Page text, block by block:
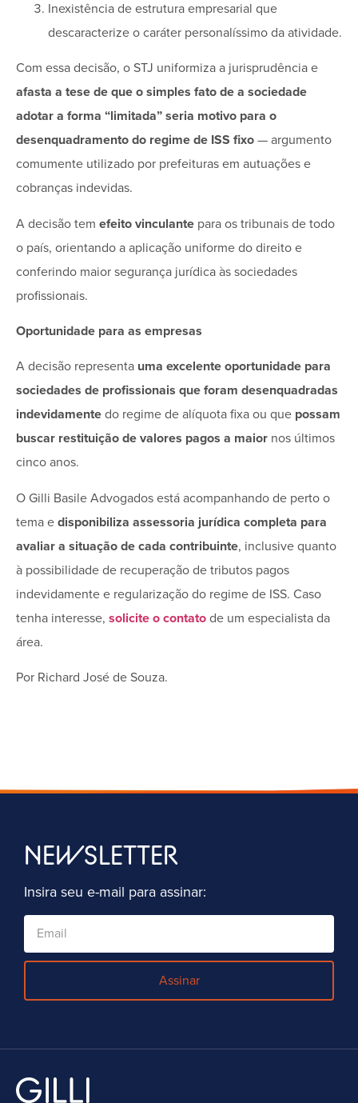
Inexistência de estrutura empresarial que
descaracterize o caráter personalíssimo da atividade.
Com essa decisão, o STJ uniformiza a jurisprudência e
afasta a tese de que o simples fato de a sociedade
adotar a forma “limitada” seria motivo para o
desenquadramento do regime de ISS fixo — argumento
comumente utilizado por prefeituras em autuações e
cobranças indevidas.
A decisão tem efeito vinculante para os tribunais de todo
o país, orientando a aplicação uniforme do direito e
conferindo maior segurança jurídica às sociedades
profissionais.
Oportunidade para as empresas
A decisão representa uma excelente oportunidade para
sociedades de profissionais que foram desenquadradas
indevidamente do regime de alíquota fixa ou que possam
buscar restituição de valores pagos a maior nos últimos
cinco anos.
O Gilli Basile Advogados está acompanhando de perto o
tema e disponibiliza assessoria jurídica completa para
avaliar a situação de cada contribuinte, inclusive quanto
à possibilidade de recuperação de tributos pagos
indevidamente e regularização do regime de ISS. Caso
tenha interesse, solicite o contato de um especialista da
área.
Por Richard José de Souza.
NEWSLETTER
Insira seu e-mail para assinar:
Assinar